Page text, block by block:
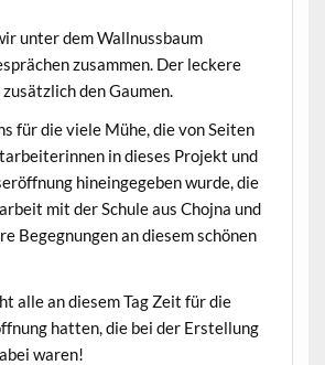
unter dem Wallnussbaum
zusammen. Der leckere
den Gaumen.
für die viele Mühe, die von Seiten
in dieses Projekt und
hineingegeben wurde, die
mit der Schule aus Chojna und
Begegnungen an diesem schönen
alle an diesem Tag Zeit für die
hatten, die bei der Erstellung
waren!